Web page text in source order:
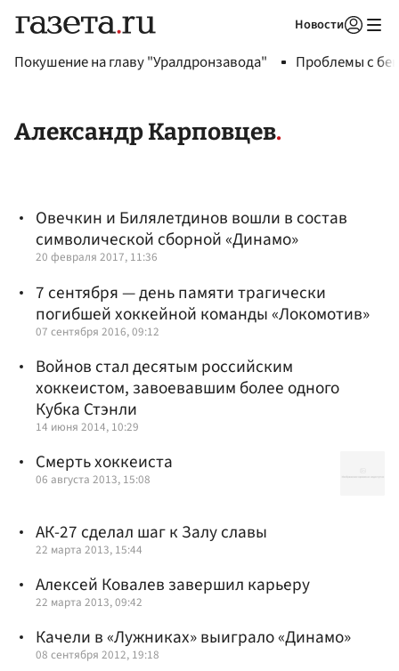
Новости
Покушение на главу "Уралдронзавода" Проблемы с
Александр Карповцев
Овечкин и Билялетдинов вошли в состав
символической сборной «Динамо»
20 февраля 2017, 11:36
7 сентября — день памяти трагически
погибшей хоккейной команды «Локомотив»
07 сентября 2016, 09:12
Войнов стал десятым российским
хоккеистом, завоевавшим более одного
Кубка Стэнли
14 июня 2014, 10:29
Смерть хоккеиста
06 августа 2013, 15:08
АК-27 сделал шаг к Залу славы
22 марта 2013, 15:44
Алексей Ковалев завершил карьеру
22 марта 2013, 09:42
Качели в «Лужниках» выиграло «Динамо»
08 сентября 2012, 19:18